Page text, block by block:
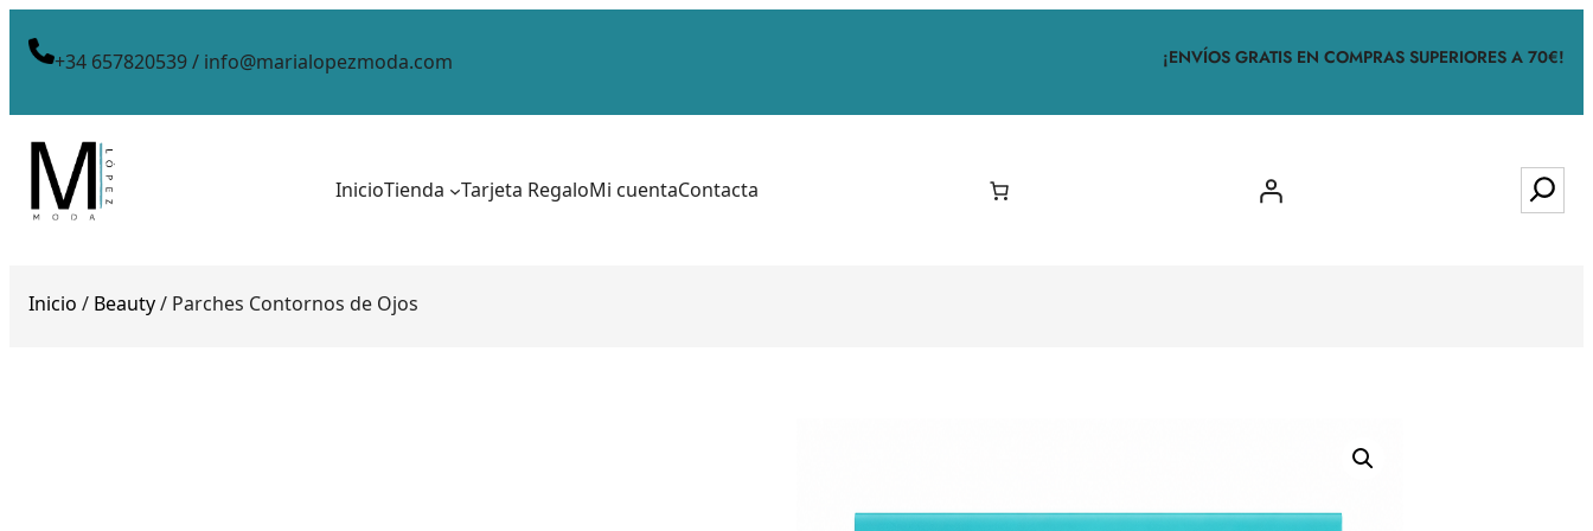
+34 657820539 / info@marialopezmoda.com ¡ENVÍOS GRATIS EN COMPRAS SUPERIORES A 70€!
InicioTienda Tarjeta RegaloMi cuentaContacta
Inicio / Beauty/ Parches Contornos de Ojos